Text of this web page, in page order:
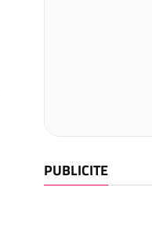
PUBLICITE